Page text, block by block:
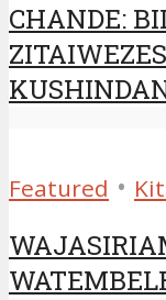
CHANDE:
Featured •